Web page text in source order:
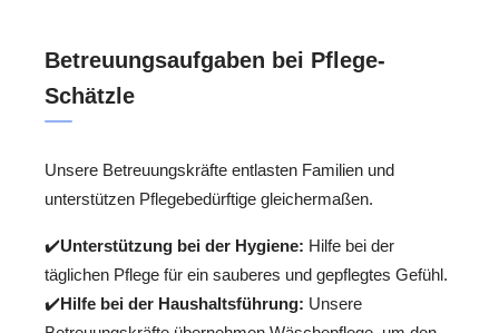
Betreuungsaufgaben bei Pflege-
Schätzle
Unsere Betreuungskräfte entlasten Familien und
unterstützen Pflegebedürftige gleichermaßen.
✔️Unterstützung bei der Hygiene: Hilfe bei der
täglichen Pflege für ein sauberes und gepflegtes Gefühl.
✔️Hilfe bei der Haushaltsführung: Unsere